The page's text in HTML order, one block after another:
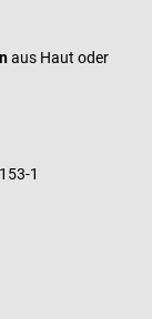
aus Haut oder
1